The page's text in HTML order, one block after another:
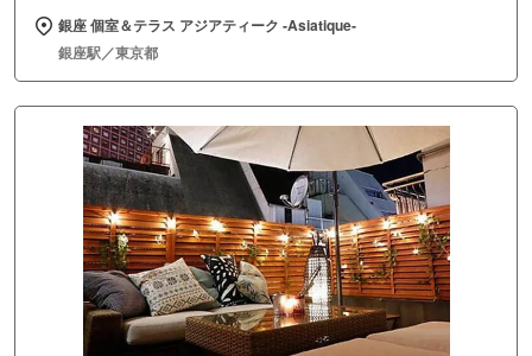
銀座 個室＆テラス アジアティーク ‐Asiatique‐
銀座駅／東京都